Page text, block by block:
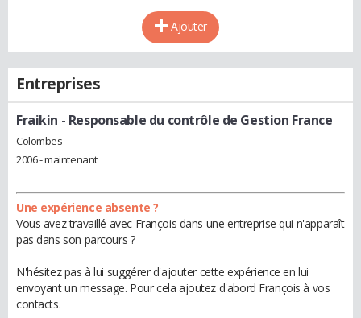
Ajouter
Entreprises
Fraikin - Responsable du contrôle de Gestion France
Colombes
2006 - maintenant
Une expérience absente ?
Vous avez travaillé avec François dans une entreprise qui n'apparaît
pas dans son parcours ?
N'hésitez pas à lui suggérer d'ajouter cette expérience en lui
envoyant un message. Pour cela ajoutez d'abord François à vos
contacts.